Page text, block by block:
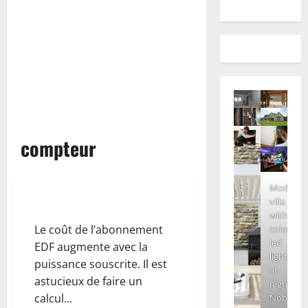
compteur
Le coût de l’abonnement
EDF augmente avec la
puissance souscrite. Il est
astucieux de faire un
calcul...
Modern
villa
with
colored
led
lights
at
night.
Nobody